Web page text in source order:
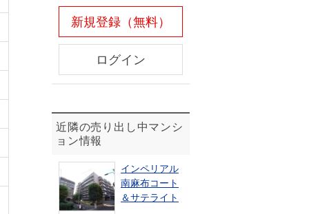
新規登録（無料）
ログイン
近隣の売り出し中マンシ
ョン情報
インペリアル
南麻布コート
＆サテライト